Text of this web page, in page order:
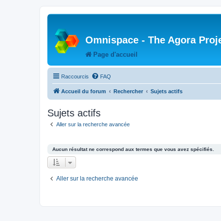
Omnispace - The Agora
Page d'accueil
Raccourcis FAQ
Accueil du forum Rechercher Sujets actifs
Sujets actifs
Aller sur la recherche avancée
Aucun résultat ne correspond aux termes que vous avez spécifiés.
Aller sur la recherche avancée